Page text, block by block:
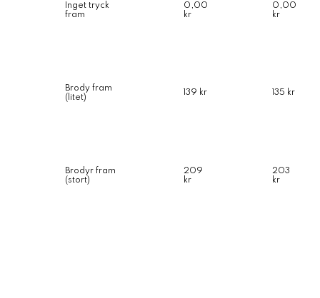
Inget tryck
fram
0,00
kr
0,00
kr
Brody fram
(litet)
139 kr 135 kr
Brodyr fram
(stort)
209
kr
203
kr